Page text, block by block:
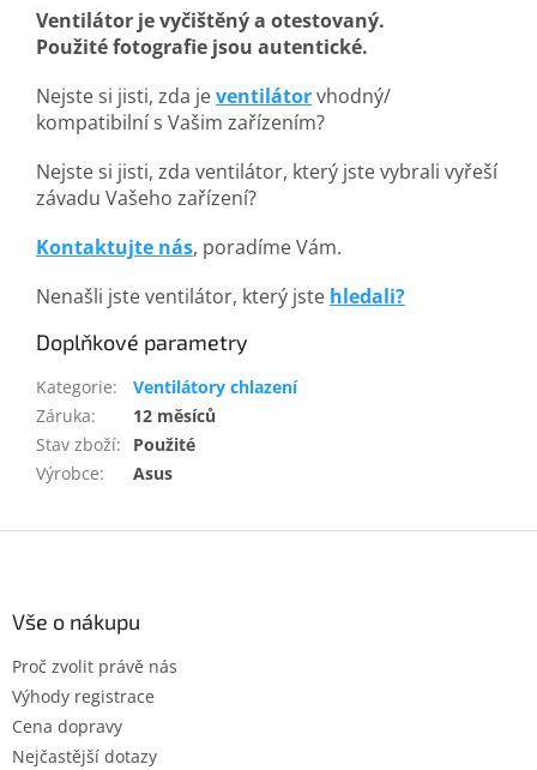
Ventilátor je vyčištěný a otestovaný.
Použité fotografie jsou autentické.
Nejste si jisti, zda jeventilátorvhodný/
kompatibilní s Vašim zařízením?
Nejste si jisti, zda ventilátor, který jste vybrali vyřeší
závadu Vašeho zařízení?
Kontaktujte nás, poradíme Vám.
Nenašli jste ventilátor, který jste hledali?
Doplňkové parametry
Kategorie:
Ventilátory chlazení
Záruka:
12 měsíců
Stav zboží:
Použité
Výrobce: Asus
Vše o nákupu
Proč zvolit právě nás
Výhody registrace
Cena dopravy
Nejčastější dotazy